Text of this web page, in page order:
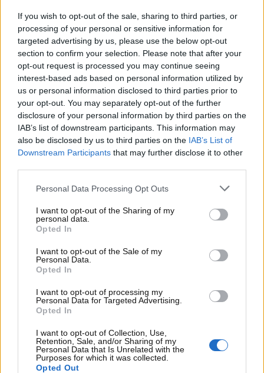
If you wish to opt-out of the sale, sharing to third parties, or
processing of your personal or sensitive information for
targeted advertising by us, please use the below opt-out
section to confirm your selection. Please note that after your
opt-out request is processed you may continue seeing
interest-based ads based on personal information utilized by
us or personal information disclosed to third parties prior to
your opt-out. You may separately opt-out of the further
disclosure of your personal information by third parties on the
IAB’s list of downstream participants. This information may
also be disclosed by us to third parties on the IAB’s List of
Downstream Participants that may further disclose it to other
Personal Data Processing Opt Outs
I want to opt-out of the Sharing of my
personal data.
Opted In
I want to opt-out of the Sale of my
Personal Data.
Opted In
I want to opt-out of processing my
Personal Data for Targeted Advertising.
Opted In
I want to opt-out of Collection, Use,
Retention, Sale, and/or Sharing of my
Personal Data that Is Unrelated with the
Purposes for which it was collected.
Opted Out
si è ritirato nel 2011 dopo ben 252 gran premi corsi.
Nel suo palmares, una vittoria e 11 podi chenon
sono pochi, se consideriamo che Trulli non ha mai
avuto una macchina con cui puntare davvero al titolo
in tutti quegli anni.
Un cambiamento radicale!
Ad oggi, Trulli èmolto lontano dal mondo delle
corse. Il pilota ha corso una decina di anni fa in
attività, oggi, ha poco a che fare con le corse. In
effetti, se prendiamo il Codice della Strada,
potremmo dire che si tratta di qualcosa che va in
perfetta antitesi a ciò che un pilota dovrebbe fare.